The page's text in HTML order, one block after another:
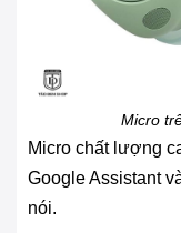
Micro
Micro chất lượng
Google Assistant
nói.